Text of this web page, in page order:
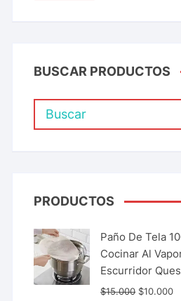
BUSCAR PRODUCTOS
PRODUCTOS
Paño De Tela
Cocinar Al
Escurridor
$15.000 $10.000